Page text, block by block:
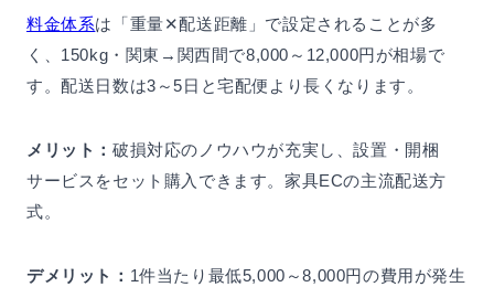
料金体系は「重量✕配送距離」で設定されることが多
く、150kg・関東→関西間で8,000～12,000円が相場で
す。配送日数は3～5日と宅配便より長くなります。
メリット： 破損対応のノウハウが充実し、設置・開梱
サービスをセット購入できます。家具ECの主流配送方
式。
デメリット： 1件当たり最低5,000～8,000円の費用が発生